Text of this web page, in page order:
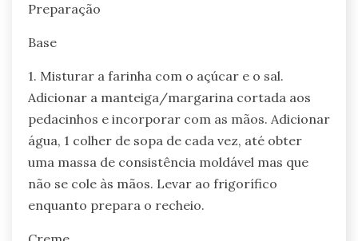
Preparação
Base
1. Misturar a farinha com o açúcar e o sal.
Adicionar a manteiga/margarina cortada aos
pedacinhos e incorporar com as mãos. Adicionar
água, 1 colher de sopa de cada vez, até obter
uma massa de consistência moldável mas que
não se cole às mãos. Levar ao frigorífico
enquanto prepara o recheio.